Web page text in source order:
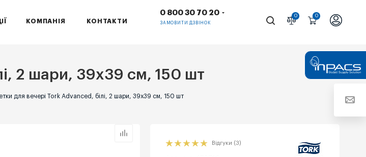
0 0
0 800 30 70 20
ЗАМОВИТИ ДЗВІНОК
КОМПАНІЯ КОНТАКТИ
2 шари, 39х39 см, 150 шт
для вечері Tork Advanced, білі, 2 шари, 39х39 см, 150 шт
Відгуки (3)